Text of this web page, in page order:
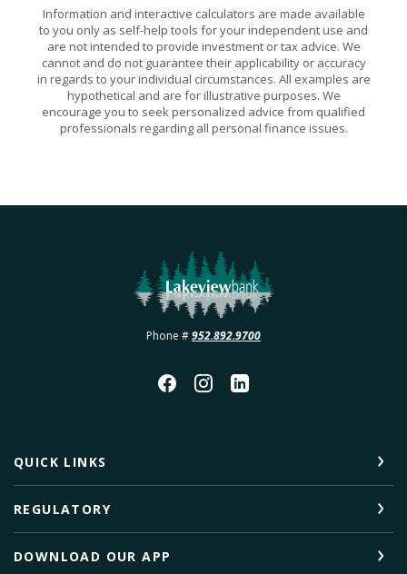
Information and interactive calculators are made available
to you only as self-help tools for your independent use and
are not intended to provide investment or tax advice. We
cannot and do not guarantee their applicability or accuracy
in regards to your individual circumstances. All examples are
hypothetical and are for illustrative purposes. We
encourage you to seek personalized advice from qualified
professionals regarding all personal finance issues.
Lakeview Bank
Phone #952.892.9700
QUICK LINKS
REGULATORY
DOWNLOAD OUR APP